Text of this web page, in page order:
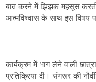
बात करने में झिझक महसूस
आत्मविश्वास के साथ इस विषय
कार्यक्रम में भाग लेने वाली
प्रतिक्रिया दी। संगरूर की